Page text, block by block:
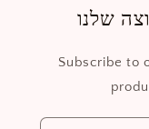
שלנו
Subscribe to